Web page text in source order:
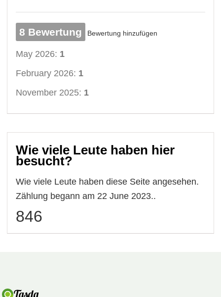
8 Bewertung Bewertung hinzufügen
May 2026: 1
February 2026: 1
November 2025: 1
Wie viele Leute haben hier
besucht?
Wie viele Leute haben diese Seite angesehen.
Zählung begann am 22 June 2023..
846